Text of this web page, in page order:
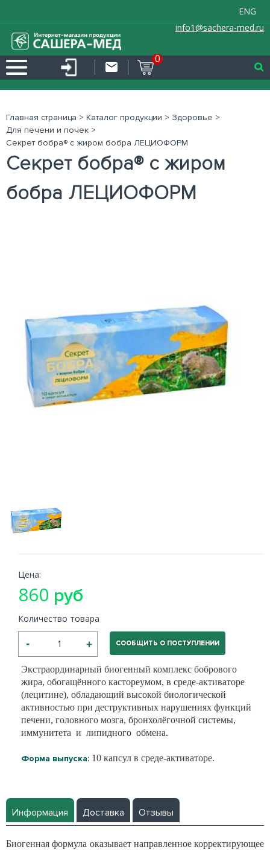
ENG
info1@sachera-med.ru
0
Главная страница > Каталог продукции > Здоровье >
Для печени и почек >
Секрет бобра® с жиром бобра ЛЕЦИОФОРМ
Секрет бобра® с жиром
бобра ЛЕЦИОФОРМ
Экстраординарный биогенный комплекс бобрового
жира, обогащённого кастореумом, в среде-активаторе
(лецитине), обладающий высокой биологической
активностью при деструктивных нарушениях функций
печени, головного мозга, бронхолёгочной системы,
иммунитета и липидного обмена.
Форма выпуска: 10 капсул в среде-активаторе.
Цена:
860 руб
Количество товара
СООБЩИТЬ О ПОСТУПЛЕНИИ
Информация Доставка Отзывы
Биогенная формула оказывает направленное корректирующее